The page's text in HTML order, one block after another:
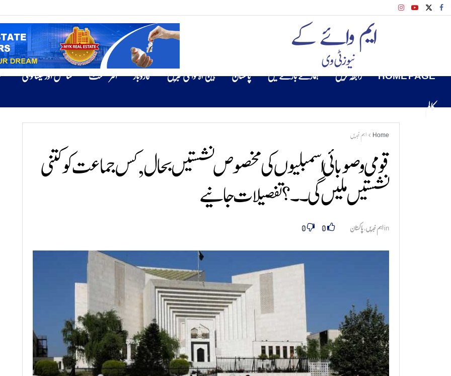
HOME PAGE رابطہ کریں ہمارے بارے میں پاکستان بین الاقوامی خبریں کاروبار انٹرٹینمنٹ سائنس اور ٹیکنالوجی
کالم
Home اہم خبریں
قومی و صوبائی اسمبلیوں کی مخصوص نشستیں بحال, کس جماعت کو کتنی
نشستیں ملیں گی ۔۔؟ تفصیلات جانیے
in اہم خبریں,پاکستان 0
0